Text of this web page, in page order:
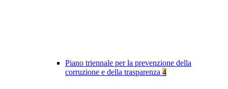
Piano triennale per la prevenzione della
corruzione e della trasparenza 4